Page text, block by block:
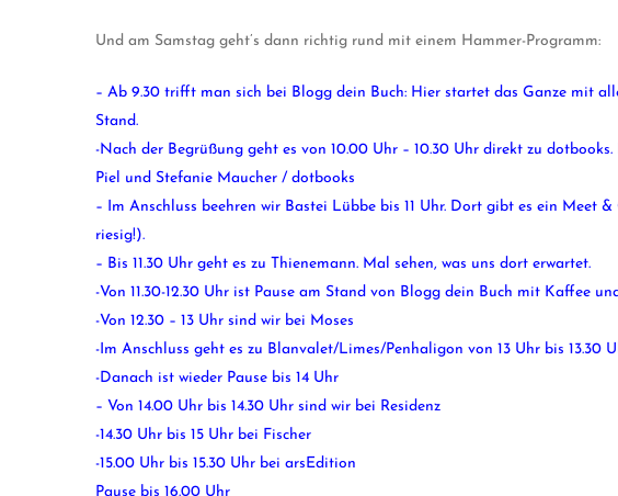
Und am Samstag geht’s dann richtig rund mit einem Hammer-Programm:
– Ab 9.30 trifft man sich bei Blogg dein Buch: Hier startet das Ganze mit
Stand.
-Nach der Begrüßung geht es von 10.00 Uhr – 10.30 Uhr direkt zu
Piel und Stefanie Maucher / dotbooks
– Im Anschluss beehren wir Bastei Lübbe bis 11 Uhr. Dort gibt es ein Meet
riesig!).
– Bis 11.30 Uhr geht es zu Thienemann. Mal sehen, was uns dort erwartet.
-Von 11.30-12.30 Uhr ist Pause am Stand von Blogg dein Buch mit Kaffee
-Von 12.30 – 13 Uhr sind wir bei Moses
-Im Anschluss geht es zu Blanvalet/Limes/Penhaligon von 13 Uhr bis 13.30
-Danach ist wieder Pause bis 14 Uhr
– Von 14.00 Uhr bis 14.30 Uhr sind wir bei Residenz
-14.30 Uhr bis 15 Uhr bei Fischer
-15.00 Uhr bis 15.30 Uhr bei arsEdition
Pause bis 16.00 Uhr